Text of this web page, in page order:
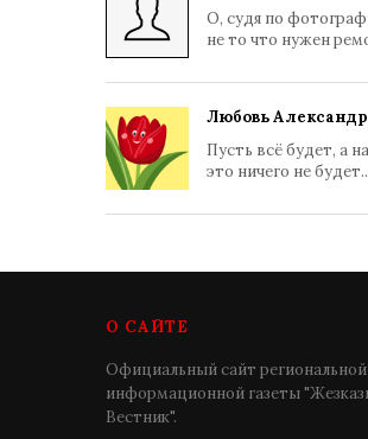
О, судя по
не то что нужен
Любовь
Пусть всё будет, а
это ничего не
О САЙТЕ
Официальный сайт региональной
информационной газеты
Вестник".